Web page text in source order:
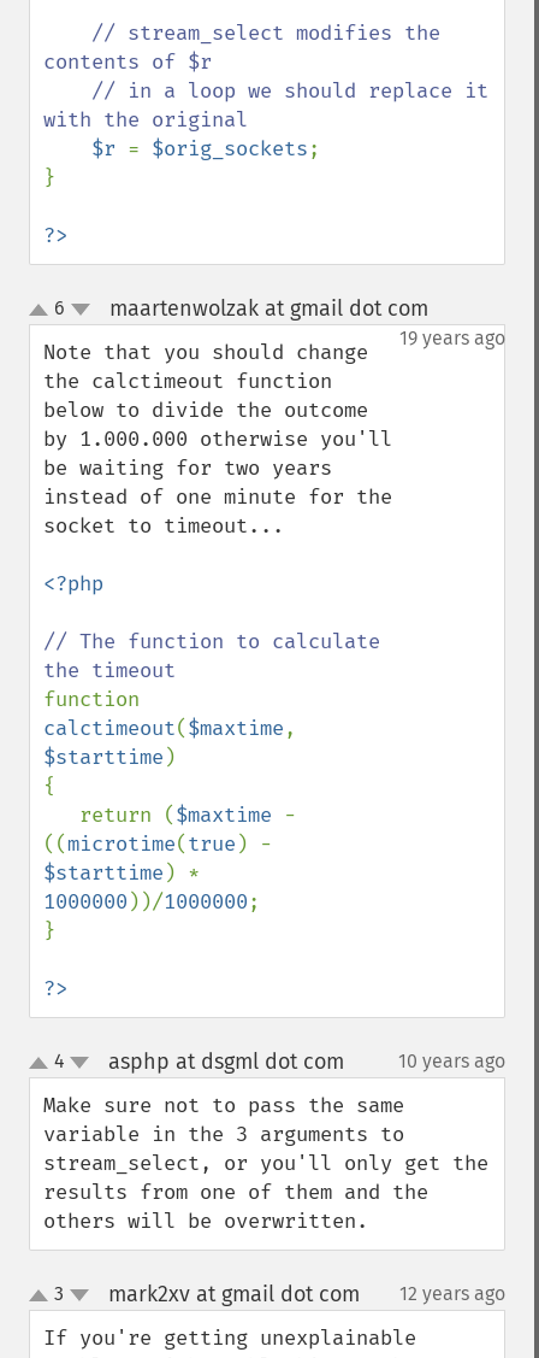
// stream_select modifies the
contents of $r
with the original
$r = $orig_sockets;
}
?>
up
down
6 maartenwolzak at gmail dot com
19 years ago
Note that you should change
the calctimeout function
below to divide the outcome
by 1.000.000 otherwise you'll
be waiting for two years
instead of one minute for the
socket to timeout...
<?php
// The function to calculate
calctimeout($maxtime
$starttime )
{
   return (
$maxtime -
((microtime(true
$starttime
1000000 ))/1000000;
}
?>
up
down
4 asphp at dsgml dot com 10 years ago
Make sure not to pass the same
variable in the 3 arguments to
stream_select, or you'll only get the
results from one of them and the
others will be overwritten.
up
down
3 mark2xv at gmail dot com 12 years ago
If you're getting unexplainable